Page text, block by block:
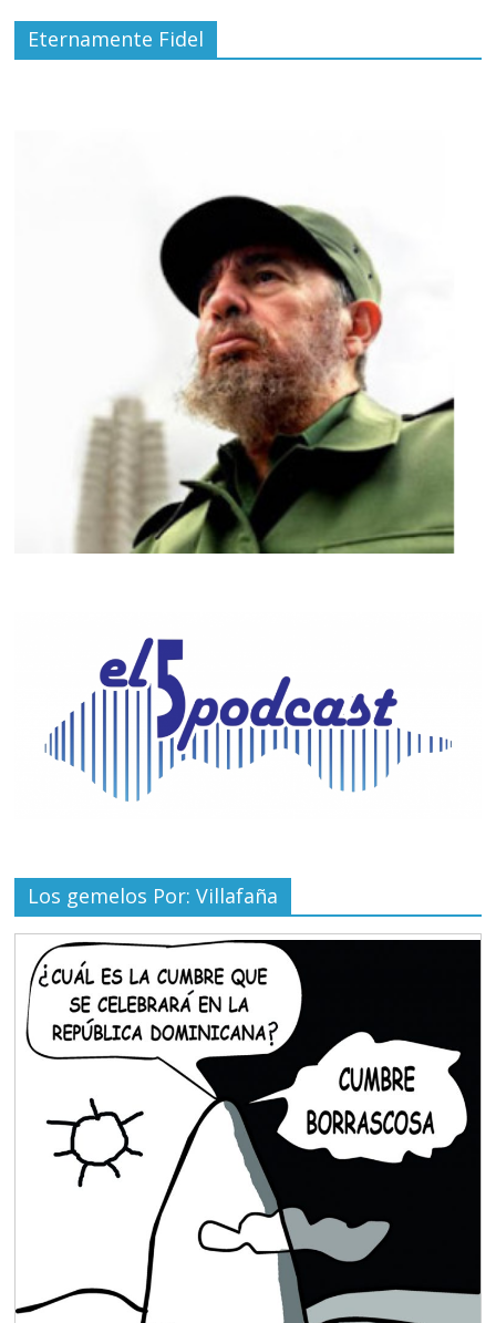
Eternamente Fidel
Los gemelos Por: Villafaña